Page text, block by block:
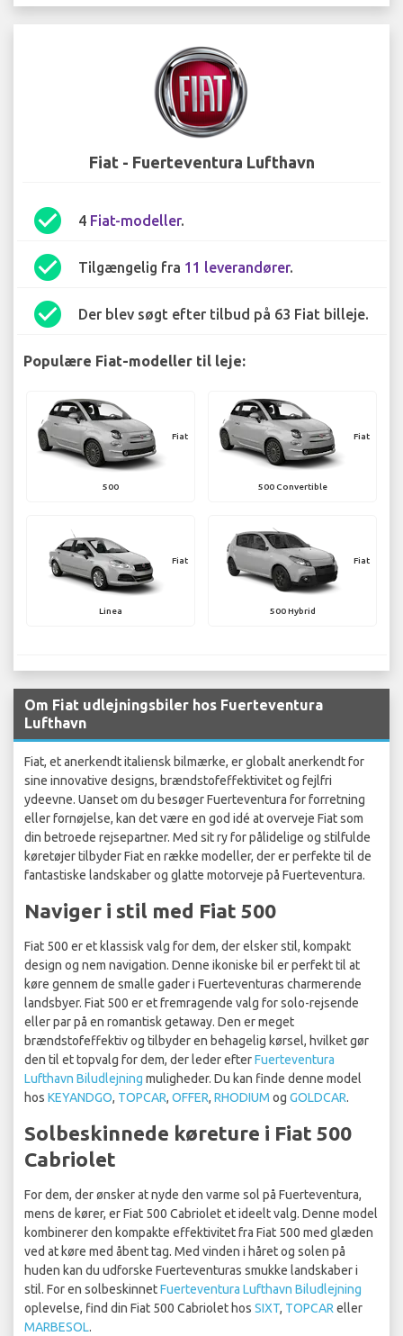
Fiat - Fuerteventura Lufthavn
check_circle 4 Fiat-modeller.
check_circle Tilgængelig fra 11 leverandører.
check_circle Der blev søgt efter tilbud på 63 Fiat billeje.
Populære Fiat-modeller til leje:
Fiat
500
Fiat
500 Convertible
Fiat
Linea
Fiat
500 Hybrid
Om Fiat udlejningsbiler hos Fuerteventura
Lufthavn
Fiat, et anerkendt italiensk bilmærke, er globalt anerkendt for
sine innovative designs, brændstofeffektivitet og fejlfri
ydeevne. Uanset om du besøger Fuerteventura for forretning
eller fornøjelse, kan det være en god idé at overveje Fiat som
din betroede rejsepartner. Med sit ry for pålidelige og stilfulde
køretøjer tilbyder Fiat en række modeller, der er perfekte til de
fantastiske landskaber og glatte motorveje på Fuerteventura.
Naviger i stil med Fiat 500
Fiat 500 er et klassisk valg for dem, der elsker stil, kompakt
design og nem navigation. Denne ikoniske bil er perfekt til at
køre gennem de smalle gader i Fuerteventuras charmerende
landsbyer. Fiat 500 er et fremragende valg for solo-rejsende
eller par på en romantisk getaway. Den er meget
brændstofeffektiv og tilbyder en behagelig kørsel, hvilket gør
den til et topvalg for dem, der leder efterFuerteventura
Lufthavn Biludlejning muligheder. Du kan finde denne model
hos KEYANDGO, TOPCAR, OFFER, RHODIUM og GOLDCAR.
Solbeskinnede køreture i Fiat 500
Cabriolet
For dem, der ønsker at nyde den varme sol på Fuerteventura,
mens de kører, er Fiat 500 Cabriolet et ideelt valg. Denne model
kombinerer den kompakte effektivitet fra Fiat 500 med glæden
ved at køre med åbent tag. Med vinden i håret og solen på
huden kan du udforske Fuerteventuras smukke landskaber i
stil. For en solbeskinnetFuerteventura Lufthavn Biludlejning
oplevelse, find din Fiat 500 Cabriolet hos SIXT, TOPCAR eller
MARBESOL.